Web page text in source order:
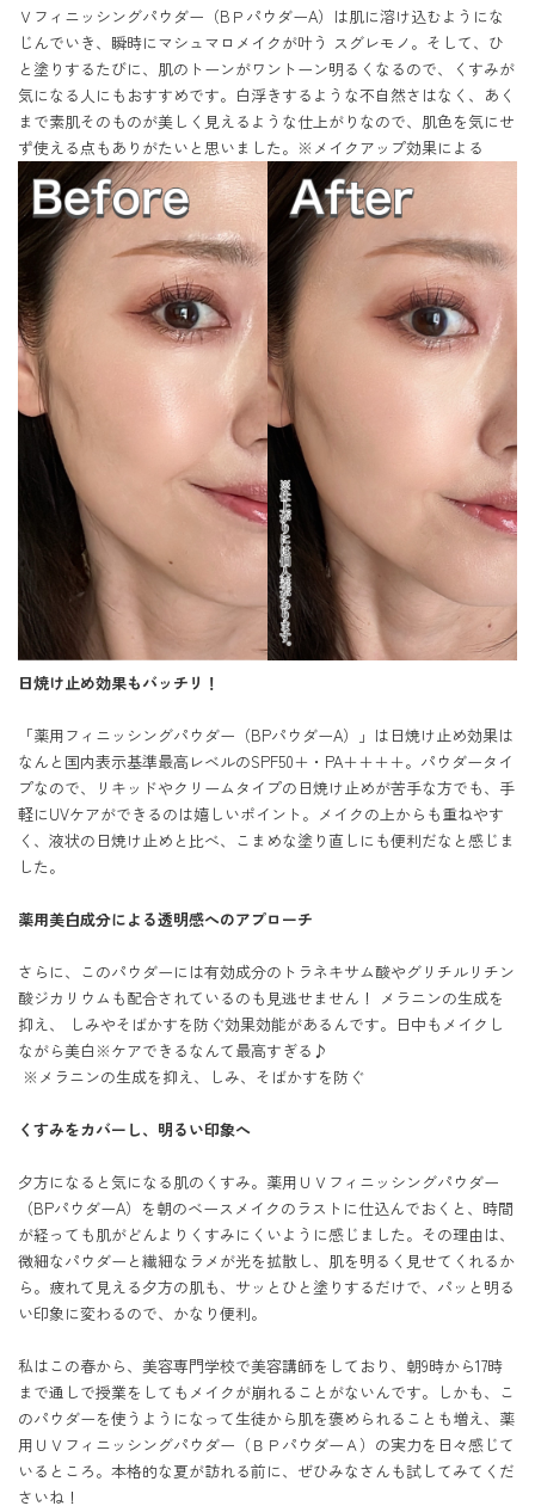
Ｖフィニッシングパウダー（BＰパウダーA）は肌に溶け込むようにな
じんでいき、瞬時にマシュマロメイクが叶う スグレモノ。そして、ひ
と塗りするたびに、肌のトーンがワントーン明るくなるので、くすみが
気になる人にもおすすめです。白浮きするような不自然さはなく、あく
まで素肌そのものが美しく見えるような仕上がりなので、肌色を気にせ
日焼け止め効果もバッチリ！
「薬用フィニッシングパウダー（BPパウダーA）」は日焼け止め効果は
なんと国内表示基準最高レベルのSPF50＋・PA＋＋＋＋。パウダータイ
プなので、リキッドやクリームタイプの日焼け止めが苦手な方でも、手
軽にUVケアができるのは嬉しいポイント。メイクの上からも重ねやす
く、液状の日焼け止めと比べ、こまめな塗り直しにも便利だなと感じま
した。
薬用美白成分による透明感へのアプローチ
さらに、このパウダーには有効成分のトラネキサム酸やグリチルリチン
酸ジカリウムも配合されているのも見逃せません！ メラニンの生成を
抑え、 しみやそばかすを防ぐ効果効能があるんです。日中もメイクし
ながら美白※ケアできるなんて最高すぎる♪
くすみをカバーし、明るい印象へ
夕方になると気になる肌のくすみ。薬用ＵＶフィニッシングパウダー
（BPパウダーA）を朝のベースメイクのラストに仕込んでおくと、時間
が経っても肌がどんよりくすみにくいように感じました。その理由は、
微細なパウダーと繊細なラメが光を拡散し、肌を明るく見せてくれるか
ら。疲れて見える夕方の肌も、サッとひと塗りするだけで、パッと明る
い印象に変わるので、かなり便利。
私はこの春から、美容専門学校で美容講師をしており、朝9時から17時
まで通しで授業をしてもメイクが崩れることがないんです。しかも、こ
のパウダーを使うようになって生徒から肌を褒められることも増え、薬
用ＵＶフィニッシングパウダー（ＢＰパウダーＡ）の実力を日々感じて
いるところ。本格的な夏が訪れる前に、ぜひみなさんも試してみてくだ
さいね！